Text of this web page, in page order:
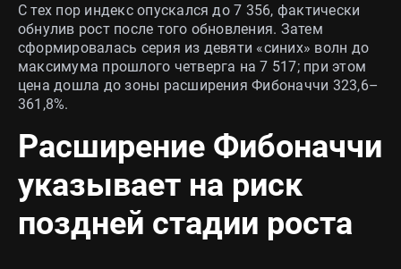
С тех пор индекс опускался до 7 356, фактически
обнулив рост после того обновления. Затем
сформировалась серия из девяти «синих» волн до
максимума прошлого четверга на 7 517; при этом
цена дошла до зоны расширения Фибоначчи 323,6–
361,8%.
Расширение Фибоначчи
указывает на риск
поздней стадии роста